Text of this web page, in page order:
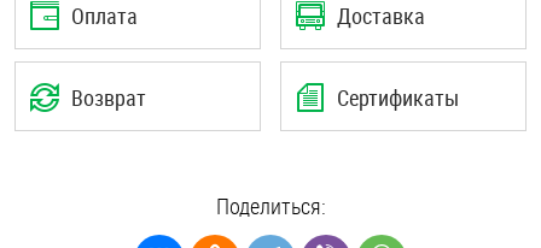
Оплата Доставка
Возврат Сертификаты
Поделиться: